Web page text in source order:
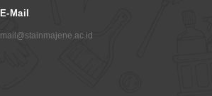
E-Mail
mail@stainmajene.ac.id